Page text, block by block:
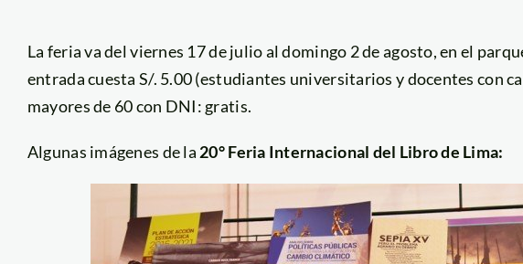
La feria va del viernes 17 de julio al domingo 2 de agosto, en el
entrada cuesta S/. 5.00 (estudiantes universitarios y docentes con
mayores de 60 con DNI: gratis.
Algunas imágenes de la 20° Feria Internacional del Libro de Lima: